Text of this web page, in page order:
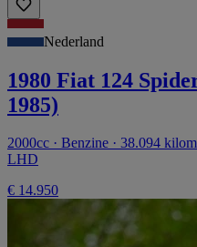
Nederland
1980 Fiat 124
1985)
2000cc · Benzine · 38.094
LHD
€ 14.950